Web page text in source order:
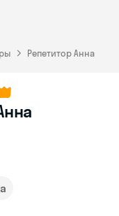
Репетитор Анна